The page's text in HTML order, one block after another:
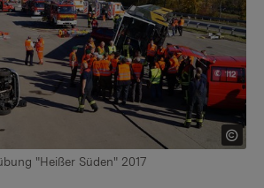
"Heißer Süden" 2017